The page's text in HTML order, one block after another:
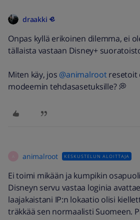
draakki
Onpas kyllä erikoinen dilemma, ei
tällaista vastaan Disney+
Miten käy, jos @animalrootresetoit
modeemin tehdasasetuksille? 💭
animalroot KESKUSTELUN ALOITTAJA
Ei toimi mikään ja kumpikin
Disneyn servu vastaa loginia
laajakaistani IP:n lokaatio olisi
träkkää sen normaalisti Suomeen.